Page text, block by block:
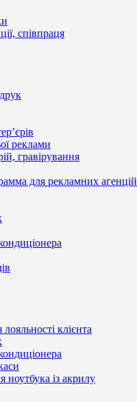
співпраця
реклами
гравірування
для рекламних агенцій
клієнта
ноутбука із акрилу